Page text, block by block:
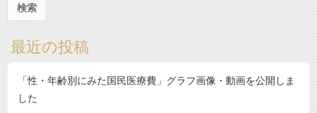
最近の投稿
「性・年齢別にみた国民医療費」グラフ画像・動画を公開しま
した